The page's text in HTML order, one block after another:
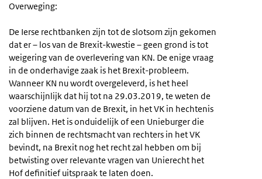
Overweging:
De Ierse rechtbanken zijn tot de slotsom zijn gekomen
dat er – los van de Brexit-kwestie – geen grond is tot
weigering van de overlevering van KN. De enige vraag
in de onderhavige zaak is het Brexit-probleem.
Wanneer KN nu wordt overgeleverd, is het heel
waarschijnlijk dat hij tot na 29.03.2019, te weten de
voorziene datum van de Brexit, in het VK in hechtenis
zal blijven. Het is onduidelijk of een Unieburger die
zich binnen de rechtsmacht van rechters in het VK
bevindt, na Brexit nog het recht zal hebben om bij
betwisting over relevante vragen van Unierecht het
Hof definitief uitspraak te laten doen.